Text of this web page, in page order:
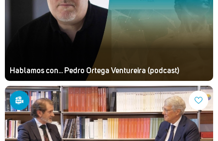
Hablamos con... Pedro Ortega Ventureira (podcast)